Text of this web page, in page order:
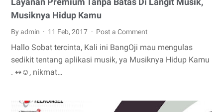
Layanan Premium Tanpa Batas Di Langit Musik,
Musiknya Hidup Kamu
By admin 11 Feb, 2017 Post a Comment
Hallo Sobat tercinta, Kali ini BangOji mau mengulas
sedikit tentang aplikasi musik, ya Musiknya Hidup Kamu
. ↭☺, nikmat…